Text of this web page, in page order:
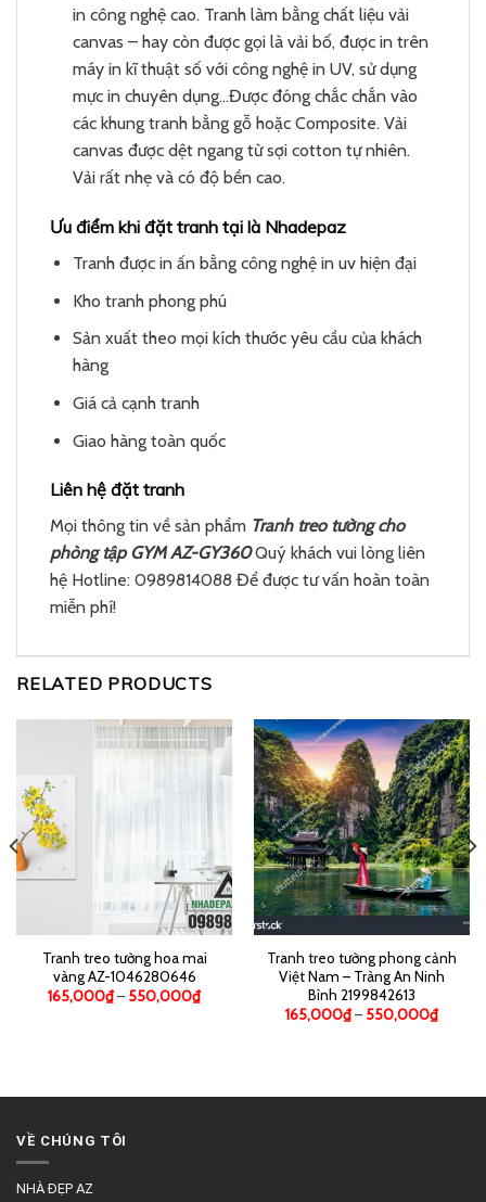
in công nghệ cao. Tranh làm bằng chất liệu vải
canvas – hay còn được gọi là vải bố, được in trên
máy in kĩ thuật số với công nghệ in UV, sử dụng
mực in chuyên dụng…Được đóng chắc chắn vào
các khung tranh bằng gỗ hoặc Composite. Vải
canvas được dệt ngang từ sợi cotton tự nhiên.
Vải rất nhẹ và có độ bền cao.
Ưu điểm khi đặt tranh tại là Nhadepaz
Tranh được in ấn bằng công nghệ in uv hiện đại
Kho tranh phong phú
Sản xuất theo mọi kích thước yêu cầu của khách
hàng
Giá cả cạnh tranh
Giao hàng toàn quốc
Liên hệ đặt tranh
Mọi thông tin về sản phẩm Tranh treo tường cho
phòng tập GYM AZ-GY360Quý khách vui lòng liên
hệ Hotline: 0989814088 Để được tư vấn hoàn toàn
miễn phí!
RELATED PRODUCTS
Tranh treo tường hoa mai
vàng AZ-1046280646
165,000₫– 550,000₫
Tranh treo tường phong cảnh
Việt Nam – Tràng An Ninh
Bình 2199842613
165,000₫– 550,000₫
VỀ CHÚNG TÔI
NHÀ ĐẸP AZ